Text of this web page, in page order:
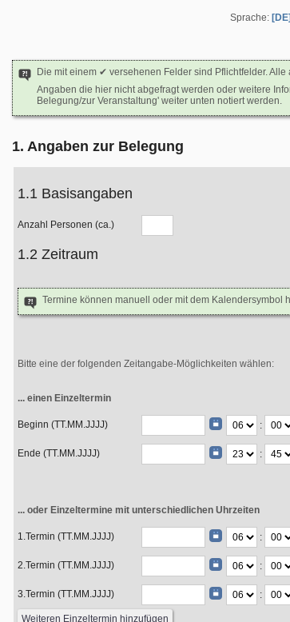
Sprache: [DE]
Die mit einem ✔ versehenen Felder sind Pflichtfelder.
Angaben die hier nicht abgefragt werden oder weitere
Belegung/zur Veranstaltung' weiter unten notiert werden.
1. Angaben zur Belegung
1.1 Basisangaben
Anzahl Personen (ca.)
1.2 Zeitraum
Termine können manuell oder mit dem Kalendersymbol
Bitte eine der folgenden Zeitangabe-Möglichkeiten wählen:
... einen Einzeltermin
Beginn (TT.MM.JJJJ) :
Ende (TT.MM.JJJJ) :
... oder Einzeltermine mit unterschiedlichen Uhrzeiten
1.Termin (TT.MM.JJJJ) :
2.Termin (TT.MM.JJJJ) :
3.Termin (TT.MM.JJJJ) :